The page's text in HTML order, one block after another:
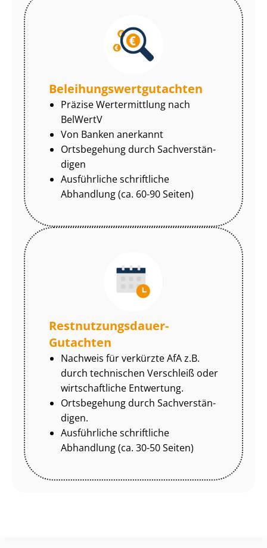
Be­lei­hungs­wert­gut­ach­ten
Präzise Wertermittlung nach
BelWertV
Von Banken anerkannt
Ortsbegehung durch Sach­ver­stän­
di­gen
Ausführliche schriftliche
Abhandlung (ca. 60-90 Seiten)
Rest­nut­zungs­dau­er-
Gutachten
Nachweis für verkürzte AfA z.B.
durch technischen Verschleiß oder
wirtschaftliche Entwertung.
Ortsbegehung durch Sach­ver­stän­
di­gen.
Ausführliche schriftliche
Abhandlung (ca. 30-50 Seiten)